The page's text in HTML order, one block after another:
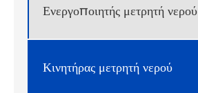
Ενεργοποιητής μετρητή νερού
Κινητήρας μετρητή νερού